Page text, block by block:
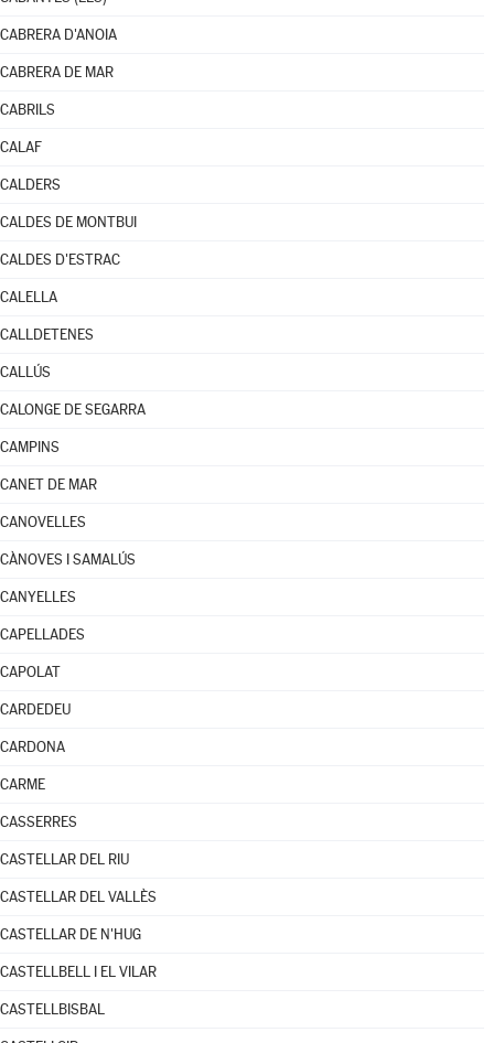
CABRERA D'ANOIA
CABRERA DE MAR
CABRILS
CALAF
CALDERS
CALDES DE MONTBUI
CALDES D'ESTRAC
CALELLA
CALLDETENES
CALLÚS
CALONGE DE SEGARRA
CAMPINS
CANET DE MAR
CANOVELLES
CÀNOVES I SAMALÚS
CANYELLES
CAPELLADES
CAPOLAT
CARDEDEU
CARDONA
CARME
CASSERRES
CASTELLAR DEL RIU
CASTELLAR DEL VALLÈS
CASTELLAR DE N'HUG
CASTELLBELL I EL VILAR
CASTELLBISBAL